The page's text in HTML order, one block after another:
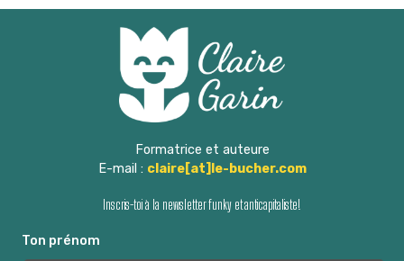
Formatrice et auteure
E-mail : claire[at]le-bucher.com
Inscris-toi à la newsletter funky et anticapitaliste!
Ton prénom